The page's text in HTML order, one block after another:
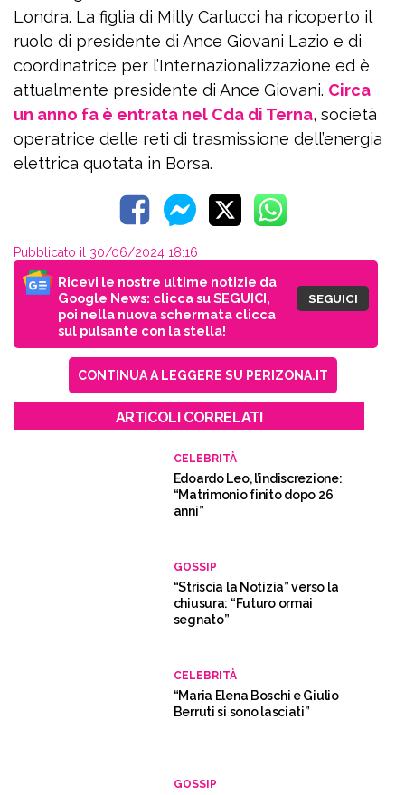
Londra. La figlia di Milly Carlucci ha ricoperto il
ruolo di presidente di Ance Giovani Lazio e di
coordinatrice per l’Internazionalizzazione ed è
attualmente presidente di Ance Giovani. Circa
un anno fa è entrata nel Cda di Terna, società
operatrice delle reti di trasmissione dell’energia
elettrica quotata in Borsa.
Pubblicato il 30/06/2024 18:16
Ricevi le nostre ultime notizie da
Google News: clicca su SEGUICI,
poi nella nuova schermata clicca
sul pulsante con la stella!
SEGUICI
CONTINUA A LEGGERE SU PERIZONA.IT
ARTICOLI CORRELATI
CELEBRITÀ
Edoardo Leo, l’indiscrezione:
“Matrimonio finito dopo 26
anni”
GOSSIP
“Striscia la Notizia” verso la
chiusura: “Futuro ormai
segnato”
CELEBRITÀ
“Maria Elena Boschi e Giulio
Berruti si sono lasciati”
GOSSIP